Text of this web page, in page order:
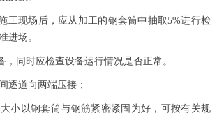
工现场后，应从加工的钢套筒中抽取5%进行检
进场。
，同时应检查设备运行情况是否正常。
逐道向两端压接；
小以钢套筒与钢筋紧密紧固为好，可按有关规